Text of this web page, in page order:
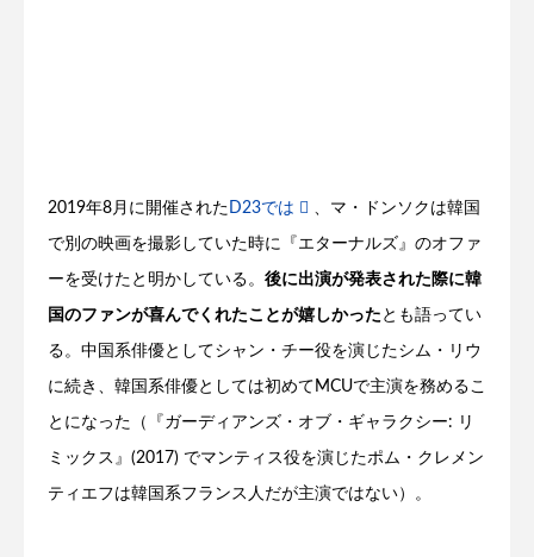
2019年8月に開催された D23では 、マ・ドンソクは韓国
で別の映画を撮影していた時に『エターナルズ』のオファ
ーを受けたと明かしている。 後に出演が発表された際に韓
国のファンが喜んでくれたことが嬉しかった とも語ってい
る。中国系俳優としてシャン・チー役を演じたシム・リウ
に続き、韓国系俳優としては初めてMCUで主演を務めるこ
とになった（『ガーディアンズ・オブ・ギャラクシー: リ
ミックス』(2017) でマンティス役を演じたポム・クレメン
ティエフは韓国系フランス人だが主演ではない）。